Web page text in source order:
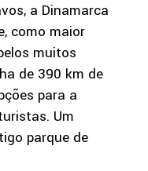
a Dinamarca
como maior
muitos
de 390 km de
para a
Um
parque de